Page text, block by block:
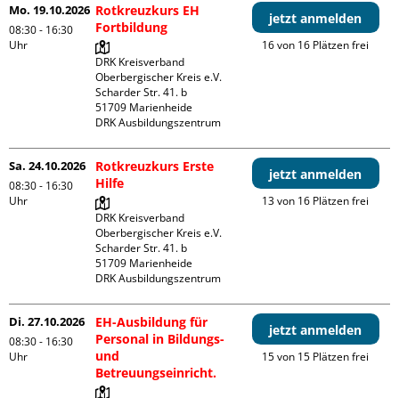
Mo. 19.10.2026
08:30 - 16:30
Uhr
Rotkreuzkurs EH
Fortbildung
DRK Kreisverband
Oberbergischer Kreis e.V.
Scharder Str. 41. b
51709 Marienheide
DRK Ausbildungszentrum
jetzt anmelden
16 von 16 Plätzen frei
Sa. 24.10.2026
08:30 - 16:30
Uhr
Rotkreuzkurs Erste
Hilfe
DRK Kreisverband
Oberbergischer Kreis e.V.
Scharder Str. 41. b
51709 Marienheide
DRK Ausbildungszentrum
jetzt anmelden
13 von 16 Plätzen frei
Di. 27.10.2026
08:30 - 16:30
Uhr
EH-Ausbildung für
Personal in Bildungs-
und
Betreuungseinricht.
jetzt anmelden
15 von 15 Plätzen frei